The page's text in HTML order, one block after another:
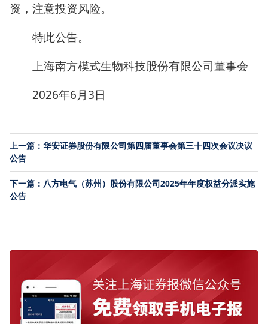
资，注意投资风险。
特此公告。
上海南方模式生物科技股份有限公司董事会
2026年6月3日
上一篇：华安证券股份有限公司第四届董事会第三十四次会议决议
公告
下一篇：八方电气（苏州）股份有限公司2025年年度权益分派实施
公告